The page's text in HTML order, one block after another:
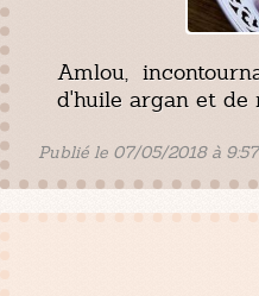
Amlou,
d'huile argan et de
Publié le 07/05/2018 à 9:57